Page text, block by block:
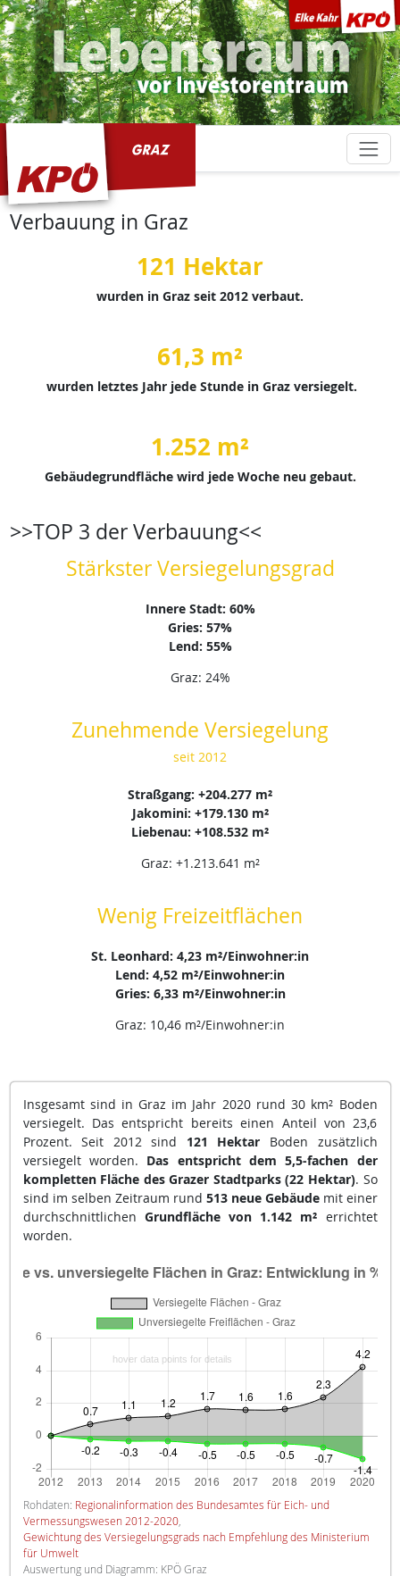
Verbauung in Graz
121 Hektar
wurden in Graz seit 2012 verbaut.
61,3 m²
wurden letztes Jahr jede Stunde in Graz versiegelt.
1.252 m²
Gebäudegrundfläche wird jede Woche neu gebaut.
>>TOP 3 der Verbauung<<
Stärkster Versiegelungsgrad
Innere Stadt: 60%
Gries: 57%
Lend: 55%
Graz: 24%
Zunehmende Versiegelung
seit 2012
Straßgang: +204.277 m²
Jakomini: +179.130 m²
Liebenau: +108.532 m²
Graz: +1.213.641 m²
Wenig Freizeitflächen
St. Leonhard: 4,23 m²/Einwohner:in
Lend: 4,52 m²/Einwohner:in
Gries: 6,33 m²/Einwohner:in
Graz: 10,46 m²/Einwohner:in
Insgesamt sind in Graz im Jahr 2020 rund 30 km² Boden
versiegelt. Das entspricht bereits einen Anteil von 23,6
Prozent. Seit 2012 sind 121 Hektar Boden zusätzlich
versiegelt worden. Das entspricht dem 5,5-fachen der
kompletten Fläche des Grazer Stadtparks (22 Hektar). So
sind im selben Zeitraum rund 513 neue Gebäudemit einer
durchschnittlichen Grundfläche von 1.142 m² errichtet
worden.
Rohdaten: Regionalinformation des Bundesamtes für Eich- und
Vermessungswesen 2012-2020,
Gewichtung des Versiegelungsgrads nach Empfehlung des Ministerium
für Umwelt
Auswertung und Diagramm: KPÖ Graz